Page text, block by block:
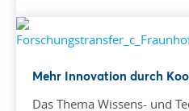
Mehr Innovation durch
Das Thema Wissens- und